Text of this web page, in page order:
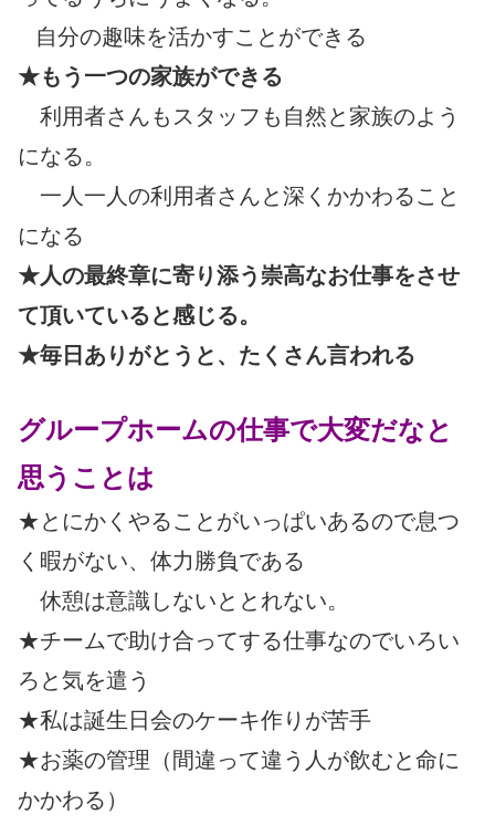
自分の趣味を活かすことができる
★もう一つの家族ができる
利用者さんもスタッフも自然と家族のよう
になる。
一人一人の利用者さんと深くかかわること
になる
★人の最終章に寄り添う崇高なお仕事をさせ
て頂いていると感じる。
★毎日ありがとうと、たくさん言われる
グループホームの仕事で大変だなと
思うことは
★とにかくやることがいっぱいあるので息つ
く暇がない、体力勝負である
休憩は意識しないととれない。
★チームで助け合ってする仕事なのでいろい
ろと気を遣う
★私は誕生日会のケーキ作りが苦手
★お薬の管理（間違って違う人が飲むと命に
かかわる）